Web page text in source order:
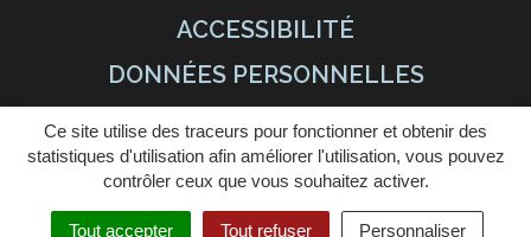
Ce site utilise des traceurs pour fonctionner et obtenir des
statistiques d'utilisation afin améliorer l'utilisation, vous pouvez
contrôler ceux que vous souhaitez activer.
Tout accepter Tout refuser Personnaliser
ACCESSIBILITÉ
DONNÉES PERSONNELLES